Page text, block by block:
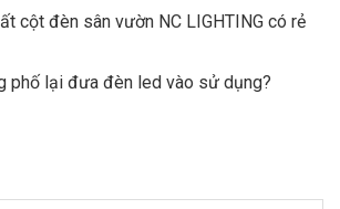
cột đèn sân vườn NC LIGHTING có rẻ
phố lại đưa đèn led vào sử dụng?